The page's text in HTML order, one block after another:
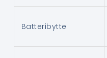
Batteribytte